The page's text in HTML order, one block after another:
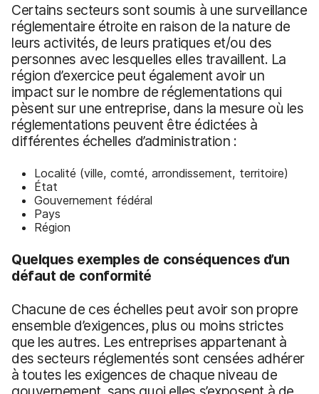
Certains secteurs sont soumis à une surveillance
réglementaire étroite en raison de la nature de
leurs activités, de leurs pratiques et/ou des
personnes avec lesquelles elles travaillent. La
région d’exercice peut également avoir un
impact sur le nombre de réglementations qui
pèsent sur une entreprise, dans la mesure où les
réglementations peuvent être édictées à
différentes échelles d’administration :
Localité (ville, comté, arrondissement, territoire)
État
Gouvernement fédéral
Pays
Région
Quelques exemples de conséquences d’un
défaut de conformité
Chacune de ces échelles peut avoir son propre
ensemble d’exigences, plus ou moins strictes
que les autres. Les entreprises appartenant à
des secteurs réglementés sont censées adhérer
à toutes les exigences de chaque niveau de